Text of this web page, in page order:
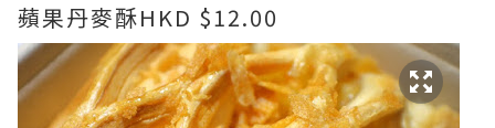
蘋果丹麥酥HKD $12.00